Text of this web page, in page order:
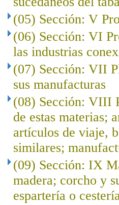
(05) Sección: V
(06) Sección: VI
las industrias
(07) Sección: VII
sus manufacturas
(08) Sección: VIII
de estas materias;
artículos de viaje,
similares;
(09) Sección: IX
madera; corcho y
espartería o